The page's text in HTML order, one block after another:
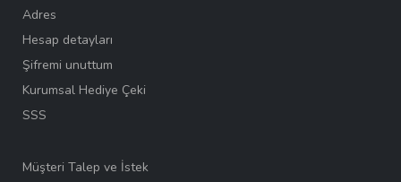
Adres
Hesap detayları
Şifremi unuttum
Kurumsal Hediye Çeki
SSS
Müşteri Talep ve İstek